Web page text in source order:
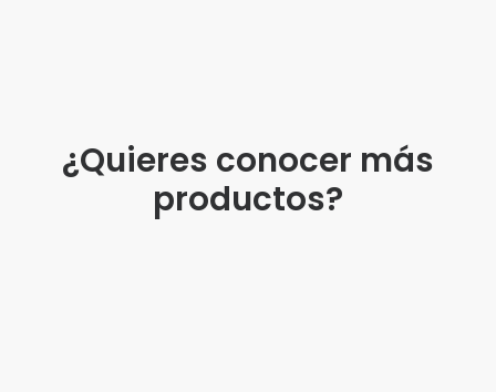
¿Quieres conocer más
productos?